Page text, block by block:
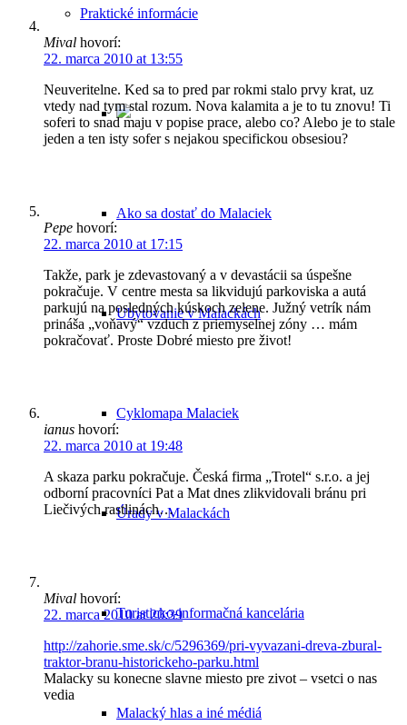
Praktické informácie
Ako sa dostať do Malaciek
Ubytovanie v Malackách
Cyklomapa Malaciek
Úrady v Malackách
Turisticko-informačná kancelária
Malacký hlas a iné médiá
Mival hovorí:
22. marca 2010 at 13:55
Neuveritelne. Ked sa to pred par rokmi stalo prvy krat, uz
vtedy nad tym stal rozum. Nova kalamita a je to tu znovu! Ti
soferi to snad maju v popise prace, alebo co? Alebo je to stale
jeden a ten isty sofer s nejakou specifickou obsesiou?
Pepe hovorí:
22. marca 2010 at 17:15
Takže, park je zdevastovaný a v devastácii sa úspešne
pokračuje. V centre mesta sa likvidujú parkoviska a autá
parkujú na posledných kúskoch zelene. Južný vetrík nám
prináša „voňavý“ vzduch z priemyselnej zóny … mám
pokračovať. Proste Dobré miesto pre život!
ianus hovorí:
22. marca 2010 at 19:48
A skaza parku pokračuje. Česká firma „Trotel“ s.r.o. a jej
odborní pracovníci Pat a Mat dnes zlikvidovali bránu pri
Liečivých rastlinách…
Mival hovorí:
22. marca 2010 at 20:39
http://zahorie.sme.sk/c/5296369/pri-vyvazani-dreva-zbural-
traktor-branu-historickeho-parku.html
Malacky su konecne slavne miesto pre zivot – vsetci o nas
vedia